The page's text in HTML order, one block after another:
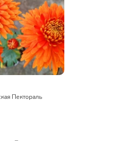
Пектораль